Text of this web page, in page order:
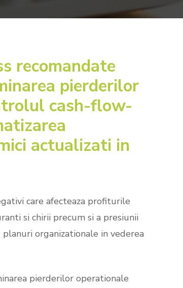
– export feeduri
recomandate
pierderilor
cash-flow-
actualizati in
care afecteaza profiturile
si chirii precum si a presiunii
organizationale in vederea
pierderilor operationale